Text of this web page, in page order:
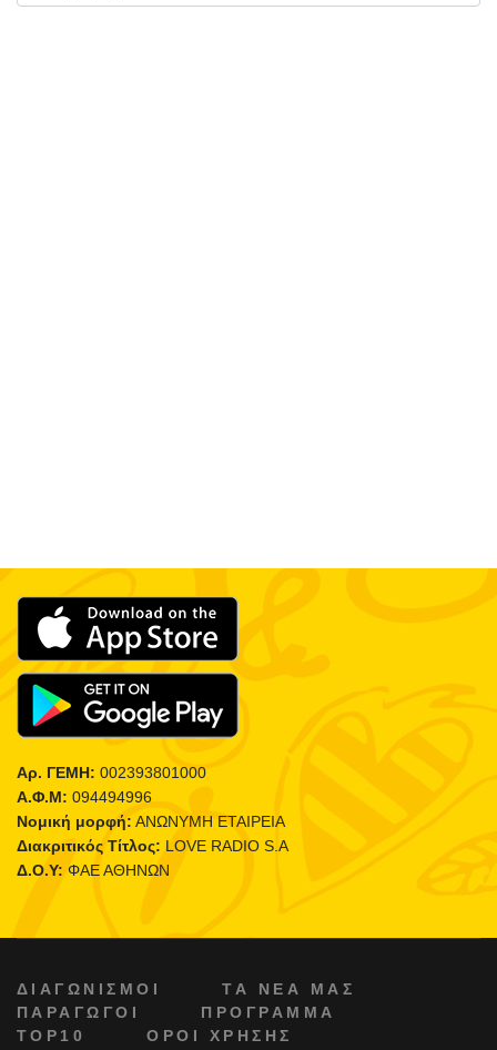
Αρ. ΓΕΜΗ: 002393801000
Α.Φ.Μ: 094494996
Νομική μορφή: ΑΝΩΝΥΜΗ ΕΤΑΙΡΕΙΑ
Διακριτικός Τίτλος: LOVE RADIO S.A
Δ.Ο.Υ: ΦΑΕ ΑΘΗΝΩΝ
ΔΙΑΓΩΝΙΣΜΟΙ
ΤΑ ΝΕΑ ΜΑΣ
ΠΑΡΑΓΩΓΟΙ
ΠΡΟΓΡΑΜΜΑ
TOP10
ΟΡΟΙ ΧΡΗΣΗΣ